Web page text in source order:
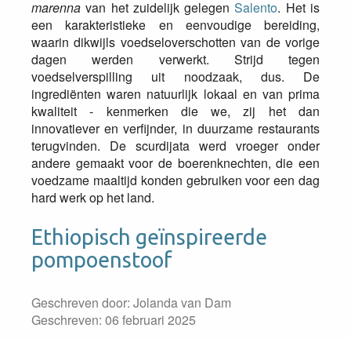
marenna van het zuidelijk gelegenSalento. Het is
een karakteristieke en eenvoudige bereiding,
waarin dikwijls voedseloverschotten van de vorige
dagen werden verwerkt. Strijd tegen
voedselverspilling uit noodzaak, dus. De
ingrediënten waren natuurlijk lokaal en van prima
kwaliteit - kenmerken die we, zij het dan
innovatiever en verfijnder, in duurzame restaurants
terugvinden. De scurdijata werd vroeger onder
andere gemaakt voor de boerenknechten, die een
voedzame maaltijd konden gebruiken voor een dag
hard werk op het land.
Ethiopisch geïnspireerde
pompoenstoof
Geschreven door: Jolanda van Dam
Geschreven: 06 februari 2025